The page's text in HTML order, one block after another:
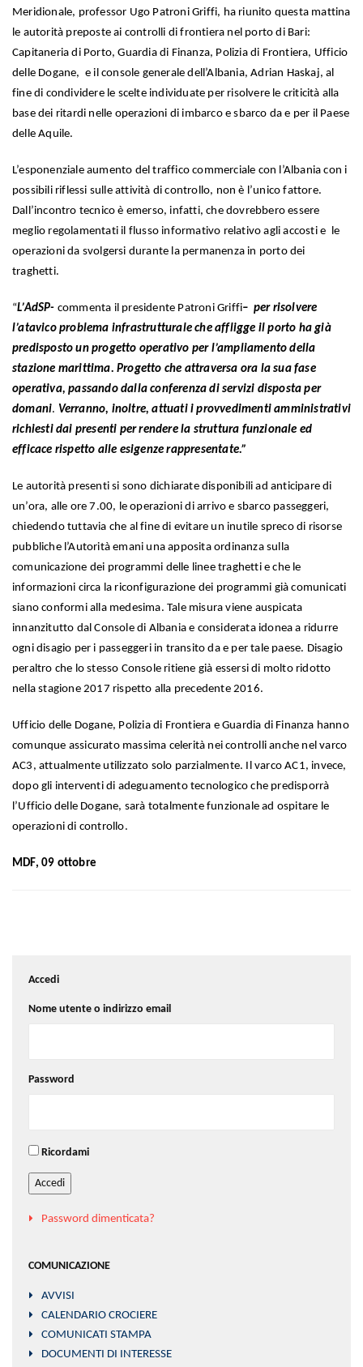
Meridionale, professor Ugo Patroni Griffi, ha riunito questa mattina
le autorità preposte ai controlli di frontiera nel porto di Bari:
Capitaneria di Porto, Guardia di Finanza, Polizia di Frontiera, Ufficio
delle Dogane, e il console generale dell’Albania, Adrian Haskaj, al
fine di condividere le scelte individuate per risolvere le criticità alla
base dei ritardi nelle operazioni di imbarco e sbarco da e per il Paese
delle Aquile.
L’esponenziale aumento del traffico commerciale con l’Albania con i
possibili riflessi sulle attività di controllo, non è l’unico fattore.
Dall’incontro tecnico è emerso, infatti, che dovrebbero essere
meglio regolamentati il flusso informativo relativo agli accosti e le
operazioni da svolgersi durante la permanenza in porto dei
traghetti.
“L’AdSP- commenta il presidente Patroni Griffi– per risolvere
l’atavico problema infrastrutturale che affligge il porto ha già
predisposto un progetto operativo per l’ampliamento della
stazione marittima. Progetto che attraversa ora la sua fase
operativa, passando dalla conferenza di servizi disposta per
domani. Verranno, inoltre, attuati i provvedimenti amministrativi
richiesti dai presenti per rendere la struttura funzionale ed
efficace rispetto alle esigenze rappresentate.”
Le autorità presenti si sono dichiarate disponibili ad anticipare di
un’ora, alle ore 7.00, le operazioni di arrivo e sbarco passeggeri,
chiedendo tuttavia che al fine di evitare un inutile spreco di risorse
pubbliche l’Autorità emani una apposita ordinanza sulla
comunicazione dei programmi delle linee traghetti e che le
informazioni circa la riconfigurazione dei programmi già comunicati
siano conformi alla medesima. Tale misura viene auspicata
innanzitutto dal Console di Albania e considerata idonea a ridurre
ogni disagio per i passeggeri in transito da e per tale paese. Disagio
peraltro che lo stesso Console ritiene già essersi di molto ridotto
nella stagione 2017 rispetto alla precedente 2016.
Ufficio delle Dogane, Polizia di Frontiera e Guardia di Finanza hanno
comunque assicurato massima celerità nei controlli anche nel varco
AC3, attualmente utilizzato solo parzialmente. Il varco AC1, invece,
dopo gli interventi di adeguamento tecnologico che predisporrà
l’Ufficio delle Dogane, sarà totalmente funzionale ad ospitare le
operazioni di controllo.
MDF, 09 ottobre
Accedi
Nome utente o indirizzo email
Password
Ricordami
Accedi
Password dimenticata?
COMUNICAZIONE
AVVISI
CALENDARIO CROCIERE
COMUNICATI STAMPA
DOCUMENTI DI INTERESSE